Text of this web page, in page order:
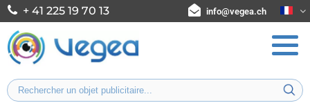
+ 41 225 19 70 13 info@vegea.ch